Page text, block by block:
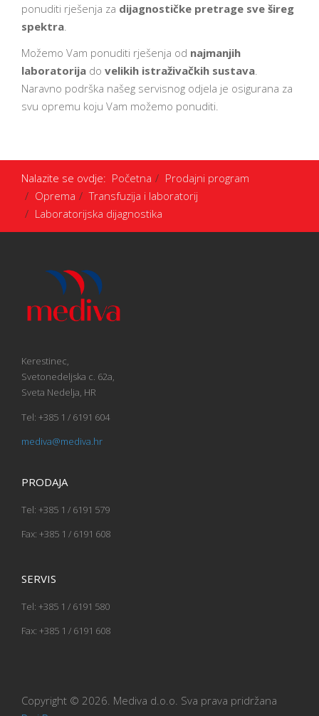
ponuditi rješenja za dijagnostičke pretrage sve šireg
spektra
Možemo Vam ponuditi rješenja od najmanjih
laboratorija do velikih istraživačkih sustava.
Naravno podrška našeg servisnog odjela je osigurana za
svu opremu koju Vam možemo ponuditi.
Nalazite se ovdje: Početna
Prodajni program
Oprema
Transfuzija i laboratorij
Laboratorijska dijagnostika
Kerestinec,
Svetonedeljska c. 62a,
Sveta Nedelja, HR
Tel: +385 1 / 6191 604
mediva@mediva.hr
PRODAJA
Tel: +385 1 / 6191 579
Fax: +385 1 / 6191 608
SERVIS
Tel: +385 1 / 6191 580
Fax: +385 1 / 6191 608
Copyright © 2026. Mediva d.o.o. Sva prava pridržana